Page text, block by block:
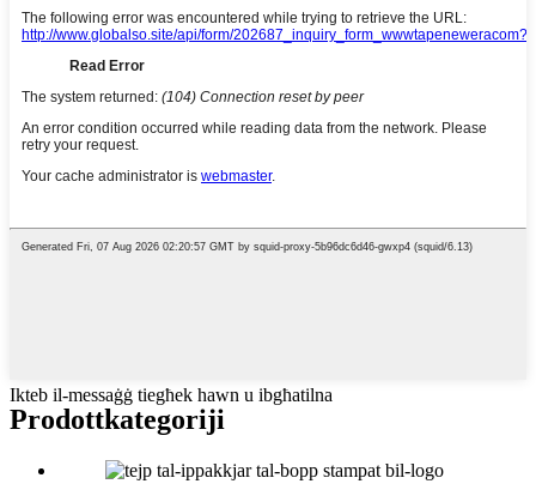
Ikteb il-messaġġ tiegħek hawn u ibgħatilna
Prodottkategoriji